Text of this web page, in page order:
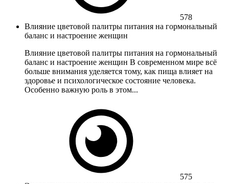
578
Влияние цветовой палитры питания на гормональный
баланс и настроение женщин
Влияние цветовой палитры питания на гормональный
баланс и настроение женщин В современном мире всё
больше внимания уделяется тому, как пища влияет на
здоровье и психологическое состояние человека.
Особенно важную роль в этом...
575